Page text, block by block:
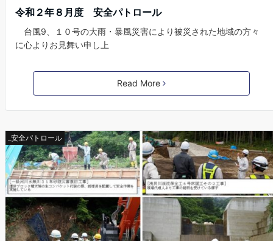
令和２年８月度 安全パトロール
台風9、１０号の大雨・暴風災害により被災された地域の方々
に心よりお見舞い申し上
Read More
_安全パトロール